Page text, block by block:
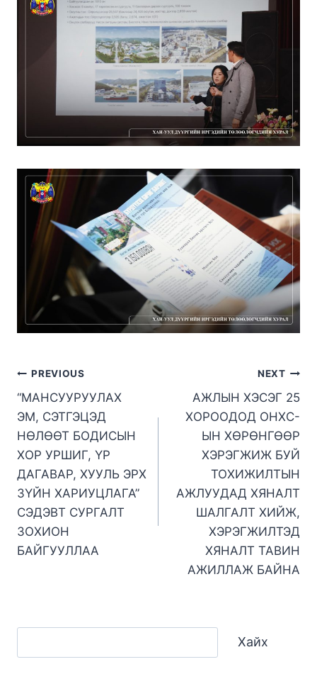
PREVIOUS
“МАНСУУРУУЛАХ
ЭМ, СЭТГЭЦЭД
НӨЛӨӨТ БОДИСЫН
ХОР УРШИГ, ҮР
ДАГАВАР, ХУУЛЬ ЭРХ
ЗҮЙН ХАРИУЦЛАГА”
СЭДЭВТ СУРГАЛТ
ЗОХИОН
БАЙГУУЛЛАА
NEXT
АЖЛЫН ХЭСЭГ 25
ХОРООДОД ОНХС-
ЫН ХӨРӨНГӨӨР
ХЭРЭГЖИЖ БУЙ
ТОХИЖИЛТЫН
АЖЛУУДАД ХЯНАЛТ
ШАЛГАЛТ ХИЙЖ,
ХЭРЭГЖИЛТЭД
ХЯНАЛТ ТАВИН
АЖИЛЛАЖ БАЙНА
Хайх